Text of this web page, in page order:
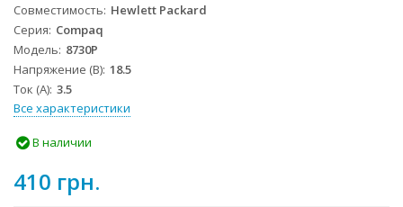
Совместимость Hewlett Packard
Серия Compaq
Модель 8730P
Напряжение (В) 18.5
Ток (А) 3.5
Все характеристики
В наличии
410 грн.